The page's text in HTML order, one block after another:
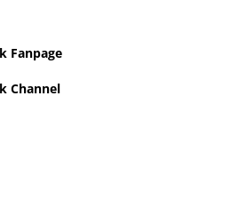
Fanpage
Channel